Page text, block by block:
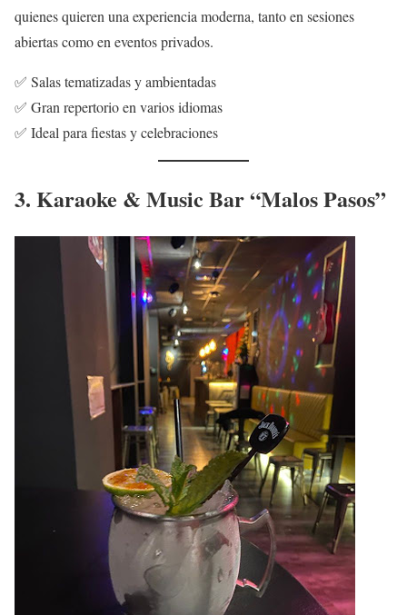
quienes quieren una experiencia moderna, tanto en sesiones
abiertas como en eventos privados.
✅ Salas tematizadas y ambientadas
✅ Gran repertorio en varios idiomas
✅ Ideal para fiestas y celebraciones
3. Karaoke & Music Bar “Malos Pasos”